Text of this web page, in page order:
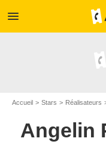
menu
Accueil Stars Réalisateurs
Angelin